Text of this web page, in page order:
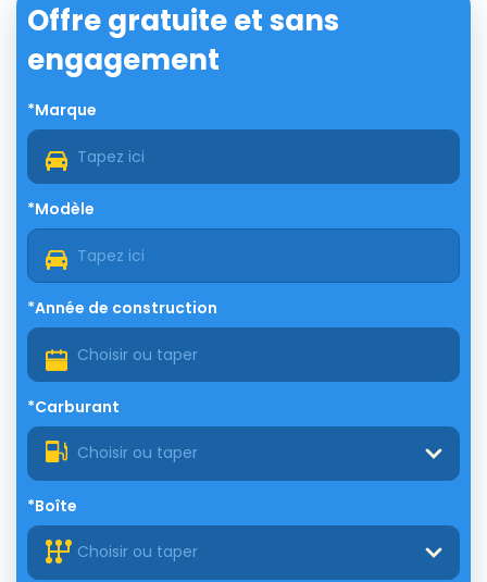
Offre gratuite et sans
engagement
*Marque
*Modèle
*Année de construction
*Carburant
Choisir ou taper
*Boîte
Choisir ou taper